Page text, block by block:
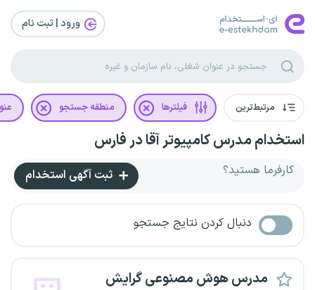
ورود | ثبت‌ نام
مرتبط‌ترین فیلترها منطقه جستجو
استخدام مدرس کامپیوتر آقا در فارس
کارفرما هستید؟ ثبت آگهی استخدام
دنبال کردن نتایج جستجو
مدرس هوش مصنوعی گرایش